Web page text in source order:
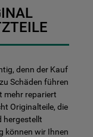
denn der Kauf
Schäden führen
mehr repariert
Originalteile, die
hergestellt
können wir Ihnen